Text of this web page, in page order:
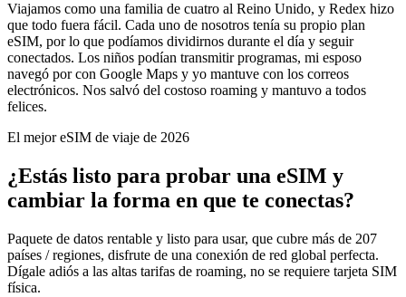
Viajamos como una familia de cuatro al Reino Unido, y Redex hizo
que todo fuera fácil. Cada uno de nosotros tenía su propio plan
eSIM, por lo que podíamos dividirnos durante el día y seguir
conectados. Los niños podían transmitir programas, mi esposo
navegó por con Google Maps y yo mantuve con los correos
electrónicos. Nos salvó del costoso roaming y mantuvo a todos
felices.
El mejor eSIM de viaje de 2026
¿Estás listo para probar una eSIM y
cambiar la forma en que te conectas?
Paquete de datos rentable y listo para usar, que cubre más de 207
países / regiones, disfrute de una conexión de red global perfecta.
Dígale adiós a las altas tarifas de roaming, no se requiere tarjeta SIM
física.